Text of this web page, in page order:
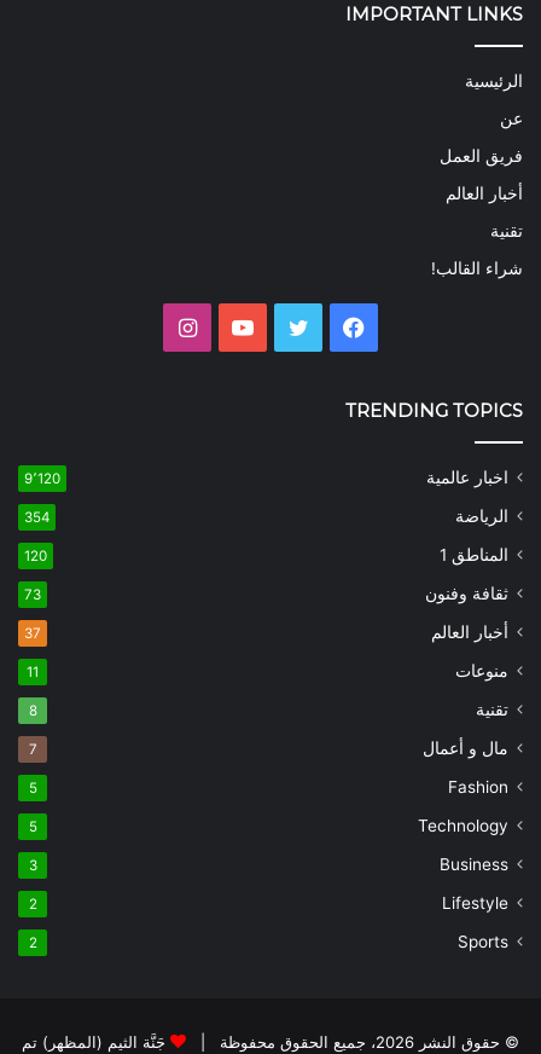
IMPORTANT LINKS
الرئيسية
عن
فريق العمل
أخبار العالم
تقنية
شراء القالب!
فيسبوك تويتر يوتيوب
TRENDING TOPICS
اخبار عالمية 9٬120
الرياضة 354
المناطق 1 120
ثقافة وفنون 73
أخبار العالم 37
منوعات 11
تقنية 8
مال و أعمال 7
Fashion
5
Technology
5
Business
3
Lifestyle
2
Sports
2
© حقوق النشر 2026، جميع الحقوق محفوظة | جَنَّة الثيم (المظهر) تم